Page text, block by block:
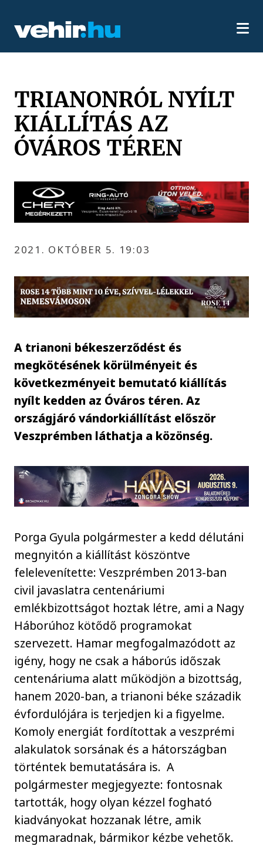
TRIANONRÓL NYÍLT
KIÁLLÍTÁS AZ
ÓVÁROS TÉREN
2021. OKTÓBER 5. 19:03
A trianoni békeszerződést és
megkötésének körülményeit és
következményeit bemutató kiállítás
nyílt kedden az Óváros téren. Az
országjáró vándorkiállítást először
Veszprémben láthatja a közönség.
Porga Gyula polgármester a kedd délutáni
megnyitón a kiállítást köszöntve
felelevenítette: Veszprémben 2013-ban
civil javaslatra centenáriumi
emlékbizottságot hoztak létre, ami a Nagy
Háborúhoz kötődő programokat
szervezett. Hamar megfogalmazódott az
igény, hogy ne csak a háborús időszak
centenáriuma alatt működjön a bizottság,
hanem 2020-ban, a trianoni béke századik
évfordulójára is terjedjen ki a figyelme.
Komoly energiát fordítottak a veszprémi
alakulatok sorsának és a hátországban
történtek bemutatására is. A
polgármester megjegyezte: fontosnak
tartották, hogy olyan kézzel fogható
kiadványokat hozzanak létre, amik
megmaradnak, bármikor kézbe vehetők.